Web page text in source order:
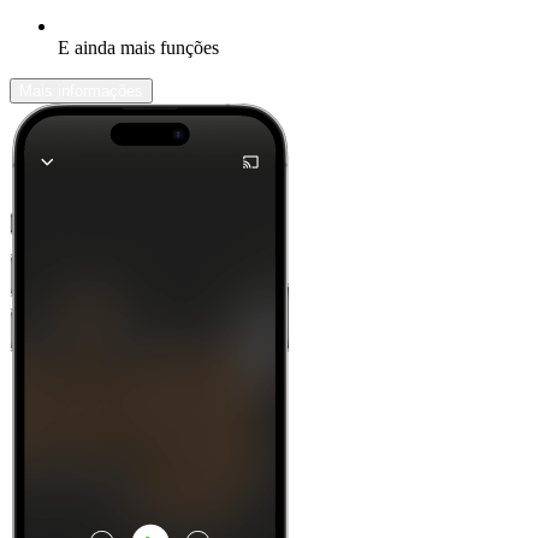
E ainda mais funções